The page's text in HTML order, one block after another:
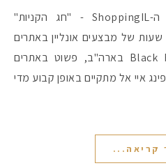
#הסטודיושלקורין
הישראלי, ביוזמת Google. 48 שעות של מבצעים אונליין באתרים
ישראלים. ממש כמו הBlack Friday בארה"ב, פשוט באתרים
איי אל מתקיים באופן קבוע מדי
קריאה...